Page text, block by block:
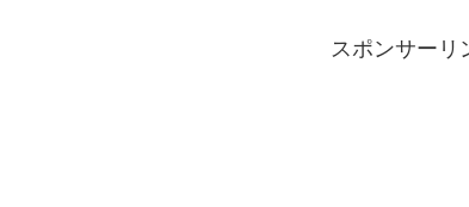
スポンサーリ